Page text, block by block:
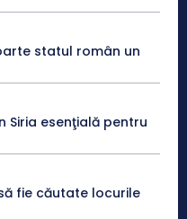
statul român un
Siria esenţială pentru
fie căutate locurile